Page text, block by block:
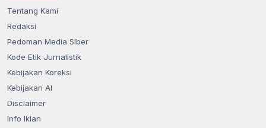
Tentang Kami
Redaksi
Pedoman Media Siber
Kode Etik Jurnalistik
Kebijakan Koreksi
Kebijakan AI
Disclaimer
Info Iklan